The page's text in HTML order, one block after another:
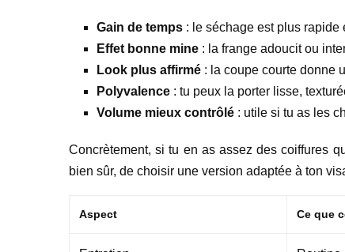
Gain de temps : le séchage est plus rapide
Effet bonne mine : la frange adoucit ou
Look plus affirmé : la coupe courte donne
Polyvalence : tu peux la porter lisse,
Volume mieux contrôlé : utile si tu as les
Concrètement, si tu en as assez des coiffures
bien sûr, de choisir une version adaptée à ton
Aspect Ce que